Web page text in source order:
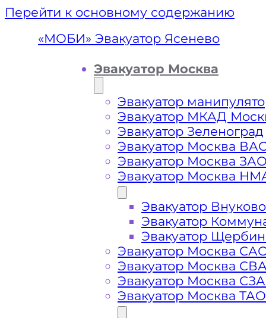
Перейти к основному содержанию
Вызвать
«МОБИ» Эвакуатор Ясенево
Эвакуатор Москва
Эвакуатор
Эвакуатор МКАД
Эвакуатор Зеленоград
Эвакуатор Москва
Эвакуатор Москва
Эвакуатор Москва
Эвакуатор Внуково
Эвакуатор
Эвакуатор
Эвакуатор Москва
Эвакуатор Москва
Эвакуатор Москва
Эвакуатор Москва ТАО